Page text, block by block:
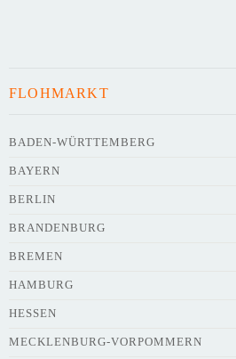
FLOHMARKT
BADEN-WÜRTTEMBERG
BAYERN
BERLIN
BRANDENBURG
BREMEN
HAMBURG
HESSEN
MECKLENBURG-VORPOMMERN